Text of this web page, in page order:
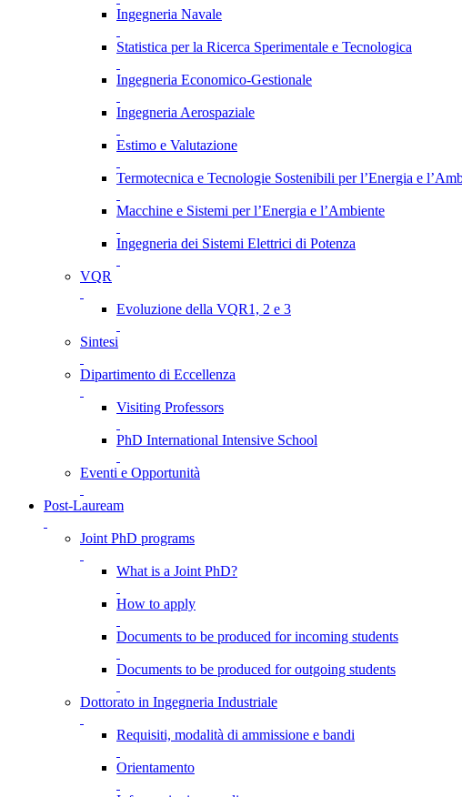
Ingegneria Navale
Statistica per la Ricerca Sperimentale e Tecnologica
Ingegneria Economico-Gestionale
Ingegneria Aerospaziale
Estimo e Valutazione
Termotecnica e Tecnologie Sostenibili per l’Energia e
Macchine e Sistemi per l’Energia e l’Ambiente
Ingegneria dei Sistemi Elettrici di Potenza
VQR
Evoluzione della VQR1, 2 e 3
Sintesi
Dipartimento di Eccellenza
Visiting Professors
PhD International Intensive School
Eventi e Opportunità
Post-Lauream
Joint PhD programs
What is a Joint PhD?
How to apply
Documents to be produced for incoming students
Documents to be produced for outgoing students
Dottorato in Ingegneria Industriale
Requisiti, modalità di ammissione e bandi
Orientamento